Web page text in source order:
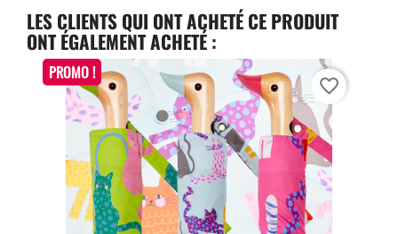
LES CLIENTS QUI ONT ACHETÉ CE PRODUIT
ONT ÉGALEMENT ACHETÉ :
PROMO !
favorite_border